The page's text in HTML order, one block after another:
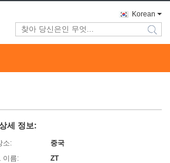
Korean
search
세 정보:
소:
중국
이름:
ZT